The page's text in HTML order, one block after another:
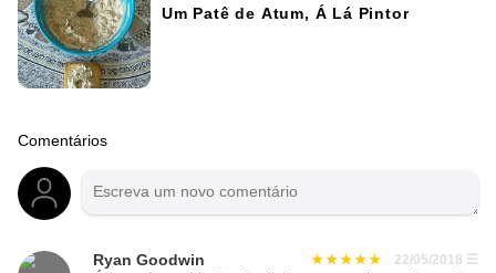
Um Patê de Atum, Á Lá Pintor
Comentários
Ryan Goodwin 22/05/2018 ☰